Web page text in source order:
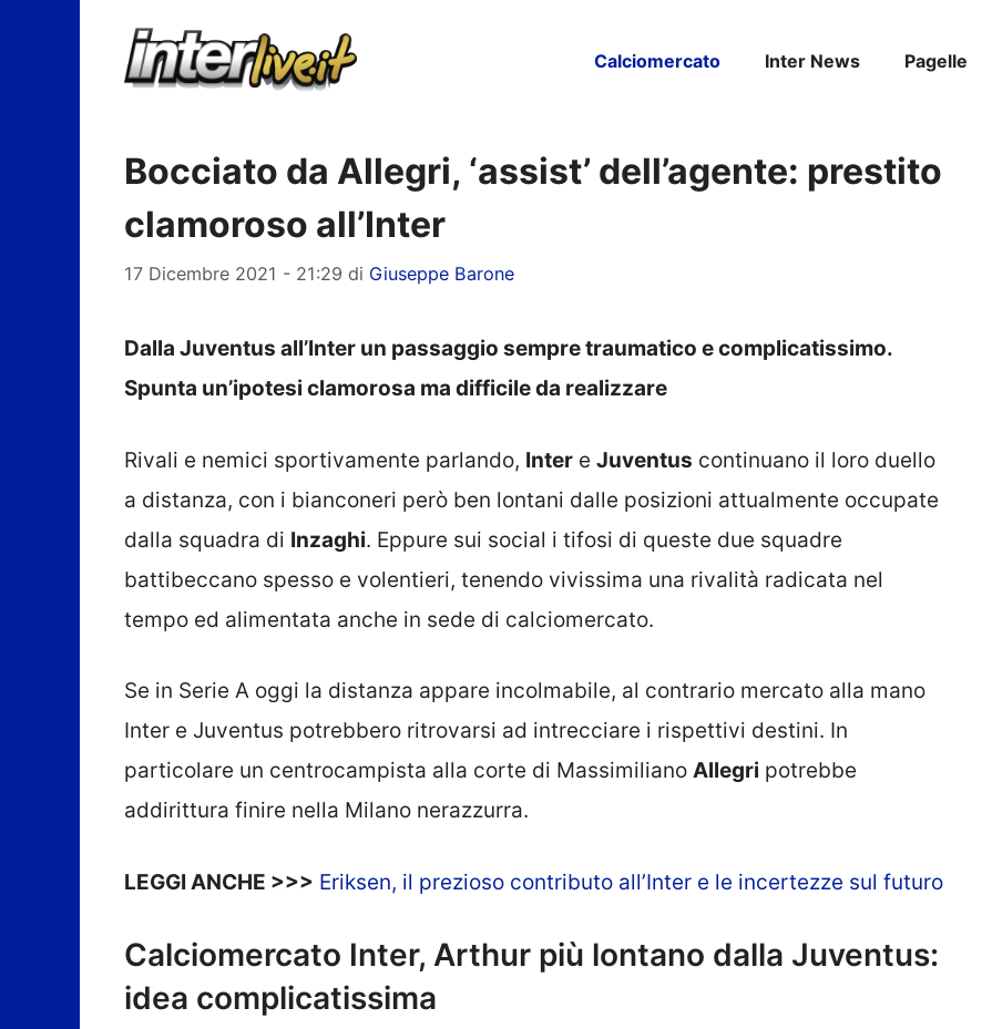
Calciomercato Inter News Pagelle
Bocciato da Allegri, ‘assist’ dell’agente: prestito
clamoroso all’Inter
17 Dicembre 2021 - 21:29 di Giuseppe Barone
Dalla Juventus all’Inter un passaggio sempre traumatico e complicatissimo.
Spunta un’ipotesi clamorosa ma difficile da realizzare
Rivali e nemici sportivamente parlando, Inter e Juventus continuano il loro duello
a distanza, con i bianconeri però ben lontani dalle posizioni attualmente occupate
dalla squadra di Inzaghi. Eppure sui social i tifosi di queste due squadre
battibeccano spesso e volentieri, tenendo vivissima una rivalità radicata nel
tempo ed alimentata anche in sede di calciomercato.
Se in Serie A oggi la distanza appare incolmabile, al contrario mercato alla mano
Inter e Juventus potrebbero ritrovarsi ad intrecciare i rispettivi destini. In
particolare un centrocampista alla corte di Massimiliano Allegri potrebbe
addirittura finire nella Milano nerazzurra.
LEGGI ANCHE >>> Eriksen, il prezioso contributo all’Inter e le incertezze sul futuro
Calciomercato Inter, Arthur più lontano dalla Juventus:
idea complicatissima